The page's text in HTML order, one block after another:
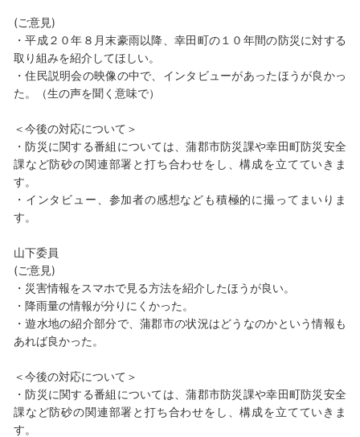
(ご意見)
・平成２０年８月末豪雨以降、幸田町の１０年間の防災に対する
取り組みを紹介してほしい。
・住民説明会の映像の中で、インタビューがあったほうが良かっ
た。（生の声を聞く意味で）
＜今後の対応について＞
・防災に関する番組については、蒲郡市防災課や幸田町防災安全
課など防砂の関連部署と打ち合わせをし、構成を立てていきま
す。
・インタビュー、参加者の感想なども積極的に撮ってまいりま
す。
山下委員
(ご意見)
・災害情報をスマホで見る方法を紹介したほうが良い。
・降雨量の情報が分りにくかった。
・遊水地の紹介部分で、蒲郡市の状況はどうなのかという情報も
あれば良かった。
＜今後の対応について＞
・防災に関する番組については、蒲郡市防災課や幸田町防災安全
課など防砂の関連部署と打ち合わせをし、構成を立てていきま
す。